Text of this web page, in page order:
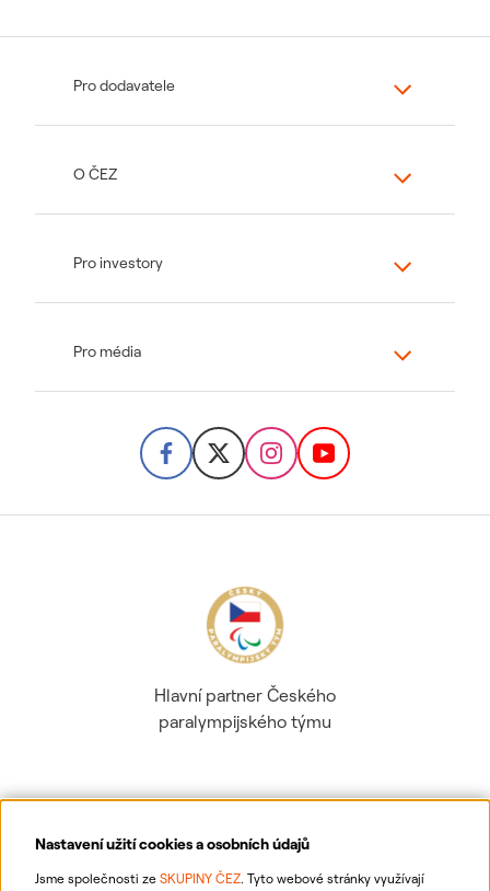
Nastavení užití cookies a osobních údajů
Jsme společnosti ze SKUPINY ČEZ. Tyto webové stránky využívají
Pro dodavatele
O ČEZ
Pro investory
Pro média
Hlavní partner Českého
paralympijského týmu
Ochrana osobních údajů